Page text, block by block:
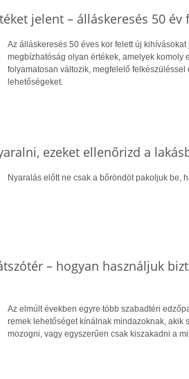
jelent – álláskeresés 50 év
Az álláskeresés 50 éves kor felett új
megbízhatóság olyan értékek, amelyek komoly
folyamatosan változik, megfelelő
lehetőségeket.
ezeket ellenőrizd a
Nyaralás előtt ne csak a bőröndöt pakoljuk be,
– hogyan használjuk
Az elmúlt években egyre több szabadtéri
remek lehetőséget kínálnak mindazoknak,
mozogni, vagy egyszerűen csak kiszakadni a